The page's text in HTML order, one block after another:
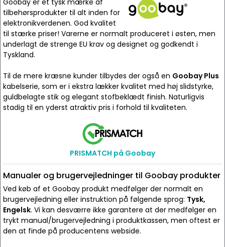
Goobay er et tysk mærke af
tilbehørsprodukter til alt inden for
elektronikverdenen. God kvalitet
til stærke priser! Varerne er normalt produceret i østen, men
underlagt de strenge EU krav og designet og godkendt i
Tyskland.
Til de mere kræsne kunder tilbydes der også en Goobay Plus
kabelserie, som er i ekstra lækker kvalitet med høj slidstyrke,
guldbelagte stik og elegant stofbeklædt finish. Naturligvis
stadig til en yderst atraktiv pris i forhold til kvaliteten.
PRISMATCH på Goobay
Manualer og brugervejledninger til Goobay produkter
Ved køb af et Goobay produkt medfølger der normalt en
brugervejledning eller instruktion på følgende sprog: Tysk,
Engelsk. Vi kan desværre ikke garantere at der medfølger en
trykt manual/brugervejledning i produktkassen, men oftest er
den at finde på producentens webside.